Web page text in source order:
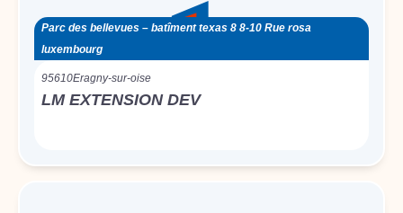
Parc des bellevues – batîment texas 8 8-10 Rue rosa
luxembourg
95610Eragny-sur-oise
LM EXTENSION DEV